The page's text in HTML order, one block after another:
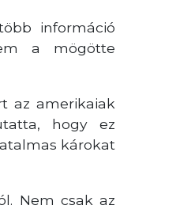
információ
a mögötte
az amerikaiak
hogy ez
károkat
Nem csak az